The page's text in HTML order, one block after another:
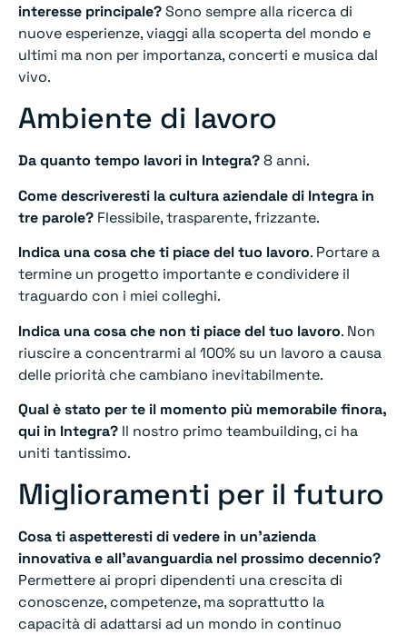
interesse principale?Sono sempre alla ricerca di
nuove esperienze, viaggi alla scoperta del mondo e
ultimi ma non per importanza, concerti e musica dal
vivo.
Ambiente di lavoro
Da quanto tempo lavori in Integra?8 anni.
Come descriveresti la cultura aziendale di Integra in
tre parole? Flessibile, trasparente, frizzante.
Indica una cosa che ti piace del tuo lavoro. Portare a
termine un progetto importante e condividere il
traguardo con i miei colleghi.
Indica una cosa che non ti piace del tuo lavoro. Non
riuscire a concentrarmi al 100% su un lavoro a causa
delle priorità che cambiano inevitabilmente.
Qual è stato per te il momento più memorabile finora,
qui in Integra? Il nostro primo teambuilding, ci ha
uniti tantissimo.
Miglioramenti per il futuro
Cosa ti aspetteresti di vedere in un’azienda
innovativa e all’avanguardia nel prossimo decennio?
Permettere ai propri dipendenti una crescita di
conoscenze, competenze, ma soprattutto la
capacità di adattarsi ad un mondo in continuo